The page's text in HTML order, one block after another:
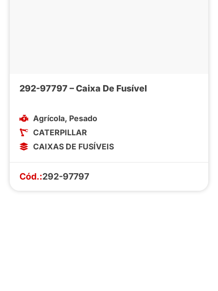
292-97797 – Caixa De Fusível
Agrícola, Pesado
CATERPILLAR
CAIXAS DE FUSÍVEIS
Cód.:292-97797